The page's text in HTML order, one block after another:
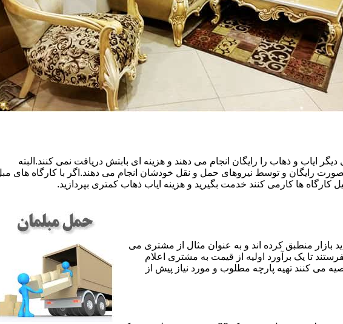
ایاب و ذهاب را رایگان انجام می دهند و هزینه ای بابتش دریافت نمی کنند.البته
رایگان و توسط نیروهای حمل و نقل خودشان انجام می دهند.اگر با کارگاه های
ها کارمی کنند خدمت بگیرید و هزینه ایاب ذهاب کمتری بپردازید.
بازار منطبق کرده اند و به عنوان مثال از مشتری می
تا یک برآورد اولیه از قیمت به مشتری اعلام
می کنند تهیه پارچه مطلوب و مورد نیاز پیش از